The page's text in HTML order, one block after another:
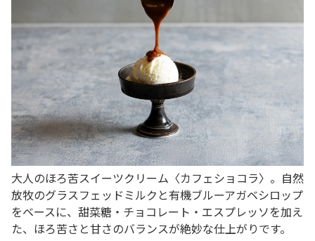
大人のほろ苦スイーツクリーム〈カフェショコラ〉。自然
放牧のグラスフェッドミルクと有機ブルーアガベシロップ
をベースに、甜菜糖・チョコレート・エスプレッソを加え
た、ほろ苦さと甘さのバランスが絶妙な仕上がりです。